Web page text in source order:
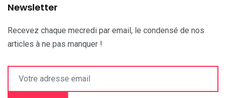
Newsletter
Recevez chaque mecredi par email, le condensé de nos
articles à ne pas manquer !